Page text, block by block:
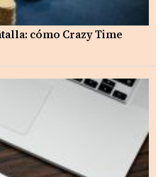
cómo Crazy Time